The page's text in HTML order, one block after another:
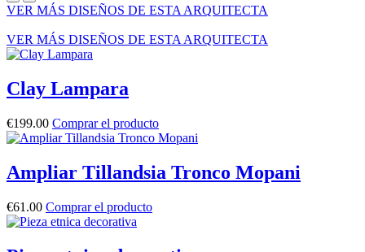
VER MÁS DISEÑOS DE ESTA ARQUITECTA
VER MÁS DISEÑOS DE ESTA ARQUITECTA
Clay Lampara
€199.00 Comprar el producto
Ampliar Tillandsia Tronco Mopani
€61.00 Comprar el producto